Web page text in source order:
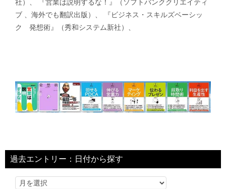
社）、 『営業は説明するな！』（ソフトバンククリエイティ
ブ 、海外でも翻訳出版）、 『ビジネス・スキルズベーシッ
ク 発想術』（秀和システム新社）、
過去エントリー：日付から探す